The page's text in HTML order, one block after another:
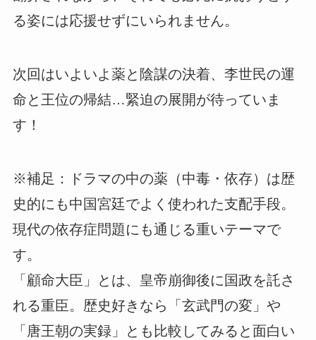
る姿には応援せずにいられません。
次回はいよいよ薬と陰謀の決着、李世民の運
命と王位の帰結…緊迫の展開が待っていま
す！
※補足：ドラマの中の薬（中毒・依存）は歴
史的にも中国宮廷でよく使われた支配手段。
現代の依存症問題にも通じる重いテーマで
す。
「顧命大臣」とは、皇帝崩御後に国政を託さ
れる重臣。歴史好きなら「玄武門の変」や
「唐王朝の実録」とも比較してみると面白い